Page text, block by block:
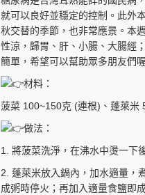
就可以良好並穩定的控制。此外
秋交替的季節，也非常應景。本
性涼，歸胃、肝、小腸、大腸經
簡單，希望可以幫助眾多朋友們
材料：
菠菜 100~150克 (連根)、蓬萊米
做法：
1. 將菠菜洗淨，在沸水中燙一下
2. 蓬萊米放入鍋內，加水適量，
成粥時停火；再加入適量食鹽即